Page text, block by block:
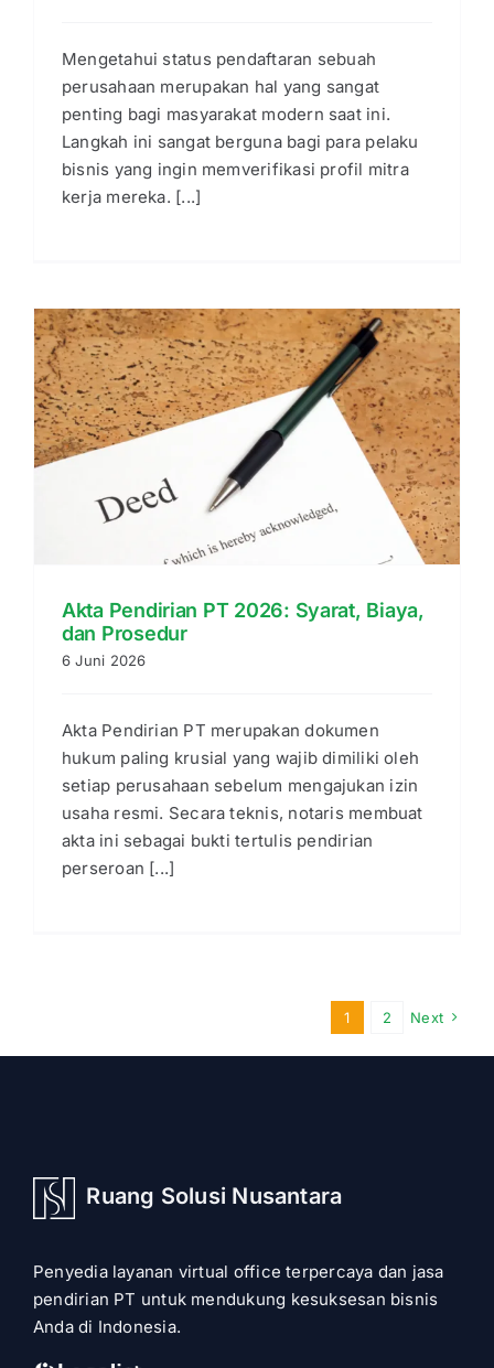
Mengetahui status pendaftaran sebuah
perusahaan merupakan hal yang sangat
penting bagi masyarakat modern saat ini.
Langkah ini sangat berguna bagi para pelaku
bisnis yang ingin memverifikasi profil mitra
kerja mereka. [...]
Akta Pendirian PT 2026: Syarat, Biaya,
dan Prosedur
6 Juni 2026
Akta Pendirian PT merupakan dokumen
hukum paling krusial yang wajib dimiliki oleh
setiap perusahaan sebelum mengajukan izin
usaha resmi. Secara teknis, notaris membuat
akta ini sebagai bukti tertulis pendirian
perseroan [...]
1 2 Next
Ruang Solusi Nusantara
Penyedia layanan virtual office terpercaya dan jasa
pendirian PT untuk mendukung kesuksesan bisnis
Anda di Indonesia.